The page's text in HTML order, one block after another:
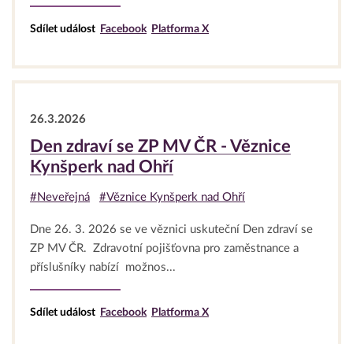
Sdílet událost Facebook Platforma X
26.3.2026
Den zdraví se ZP MV ČR - Věznice
Kynšperk nad Ohří
#Neveřejná #Věznice Kynšperk nad Ohří
Dne 26. 3. 2026 se ve věznici uskuteční Den zdraví se
ZP MV ČR. Zdravotní pojišťovna pro zaměstnance a
příslušníky nabízí možnos...
Sdílet událost Facebook Platforma X